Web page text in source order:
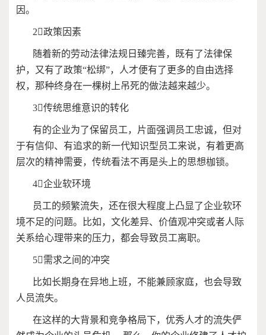
因。
2政策因素
随着新的劳动法律法规日臻完善，既有了法律保
护，又有了政策“松绑”，人才便有了更多的自由选择
权，那种终身在一棵树上吊死的做法越来越少。
3传统思维意识的转化
有的企业为了保留员工，片面强调员工忠诚，但对
于有信仰、有追求的新一代知识型员工来说，有着更高
层次的精神需要，传统看法不再是头上的思想枷锁。
4企业软环境
员工的频繁流失，还在很大程度上凸显了企业软环
境不足的问题。比如，文化差异、价值观冲突或者人际
关系给心理带来的压力，都会导致员工离职。
5需求之间的冲突
比如长期身在异地上班，不能兼顾家庭，也会导致
人员流失。
在这样的大背景和竞争格局下，优秀人才的流失俨